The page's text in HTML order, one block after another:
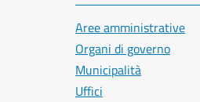
Aree amministrative
Organi di governo
Municipalità
Uffici